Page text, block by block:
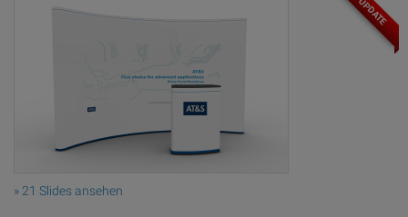
UPDATE
» 21 Slides ansehen